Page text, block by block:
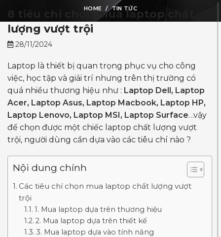
HOME TIN TỨC
8 tiêu chí chọn mua laptop chất
lượng vượt trội
28/11/2024
Laptop là thiết bị quan trọng phục vụ cho công
việc, học tập và giải trí nhưng trên thị trường có
quá nhiều thương hiệu như : Laptop Dell, Laptop
Acer, Laptop Asus, Laptop Macbook, Laptop HP,
Laptop Lenovo, Laptop MSI, Laptop Surface…vậy
để chọn được một chiếc laptop chất lượng vượt
trội, người dùng cần dựa vào các tiêu chí nào ?
Nội dung chính
Các tiêu chí chọn mua laptop chất lượng vượt
trội
1. Mua laptop dựa trên thương hiệu
2. Mua laptop dựa trên thiết kế
3. Mua laptop dựa vào tính năng